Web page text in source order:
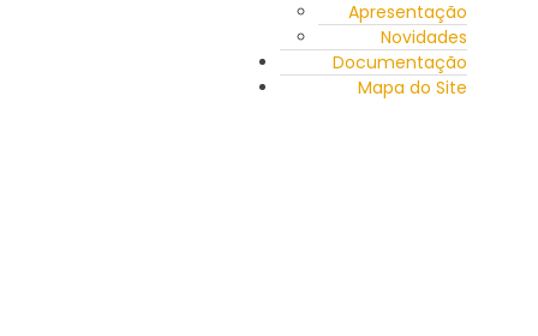
Apresentação
Novidades
Documentação
Mapa do Site